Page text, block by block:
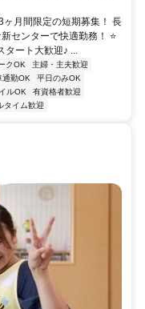
ヶ月間限定の短期募集！ 長
センターで快適勤務！ ⭐
ート大歓迎♪ ...
クOK
主婦・主夫歓迎
通勤OK
平日のみOK
ルOK
有資格者歓迎
タイム歓迎